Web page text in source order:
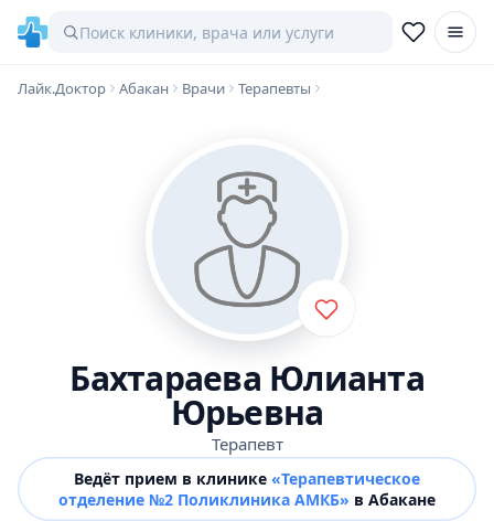
Лайк.Доктор Абакан Врачи Терапевты
Бахтараева Юлианта
Юрьевна
Терапевт
Ведёт прием в клинике «Терапевтическое
отделение №2 Поликлиника АМКБ» в Абакане